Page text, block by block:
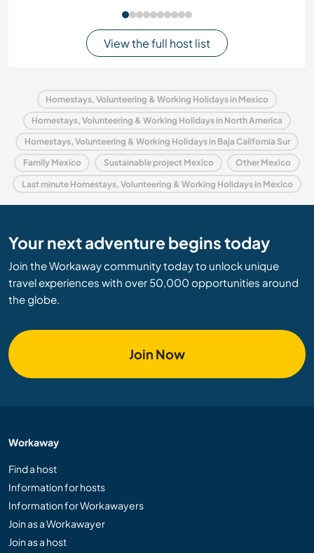
View the full host list
Homestays, Volunteering & Working Holidays in Mexico
Homestays, Volunteering & Working Holidays in North America
Homestays, Volunteering & Working Holidays in Baja California Sur
Family Mexico Sustainable project Mexico Other Mexico
Last minute Homestays, Volunteering & Working Holidays in Mexico
Your next adventure begins today
Join the Workaway community today to unlock unique
travel experiences with over 50,000 opportunities around
the globe.
Join Now
Workaway
Find a host
Information for hosts
Information for Workawayers
Join as a Workawayer
Join as a host